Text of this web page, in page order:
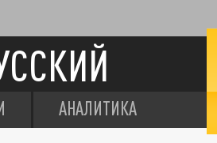
АНАЛИТИКА